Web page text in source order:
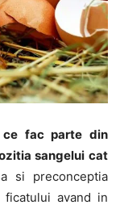
ce fac parte din
sangelui cat
si preconceptia
avand in